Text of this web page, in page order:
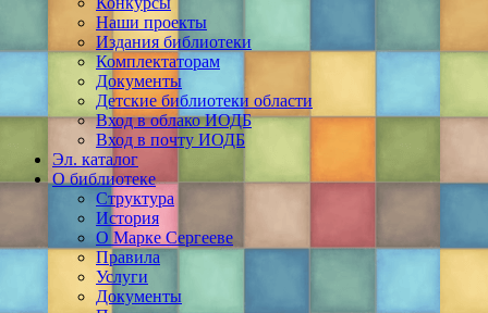
Наши проекты
Издания библиотеки
Комплектаторам
Документы
Детские библиотеки области
Вход в облако ИОДБ
Вход в почту ИОДБ
Эл. каталог
О библиотеке
Структура
История
О Марке Сергееве
Правила
Услуги
Документы